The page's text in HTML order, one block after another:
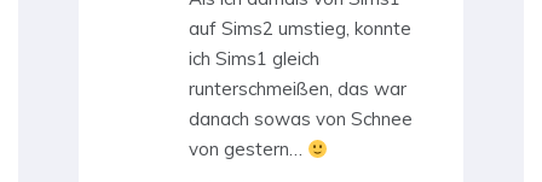
auf Sims2 umstieg, konnte
ich Sims1 gleich
runterschmeißen, das war
danach sowas von Schnee
von gestern…